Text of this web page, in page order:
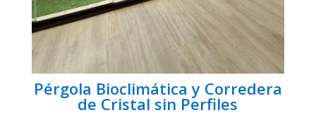
Pérgola Bioclimática y Corredera
de Cristal sin Perfiles